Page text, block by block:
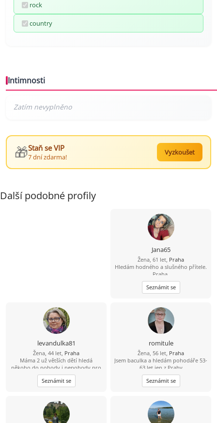
rock
country
Intimnosti
🎁Staň se VIP
7 dní zdarma!
Vyzkoušet
Další podobné profily
Jana65
Žena, 61 let, Praha
Hledám hodného a slušného přítele.
Praha.
Seznámit se
levandulka81
Žena, 44 let, Praha
Máma 2 už větších dětí hledá
někoho do pohody i nepohody pro
nás 3. Jsem poměrně akční, ale umím
i odpočívat. Ráda bych někoho kdo
chce opravdu vztah a nechce trávit
Seznámit se
romitule
Žena, 56 let, Praha
Jsem baculka a hledám pohodáře 53-
63 let jen z Prahy
Seznámit se